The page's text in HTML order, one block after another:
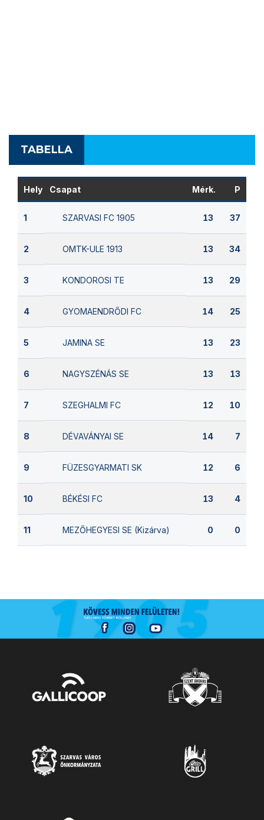
TABELLA
Hely Csapat Mérk. P
1 SZARVASI FC 1905 13 37
2 OMTK-ULE 1913 13 34
3 KONDOROSI TE 13 29
4 GYOMAENDRŐDI FC 14 25
5 JAMINA SE 13 23
6 NAGYSZÉNÁS SE 13 13
7 SZEGHALMI FC 12 10
8 DÉVAVÁNYAI SE 14 7
9 FÜZESGYARMATI SK 12 6
10 BÉKÉSI FC 13 4
11 MEZŐHEGYESI SE (Kizárva) 0 0